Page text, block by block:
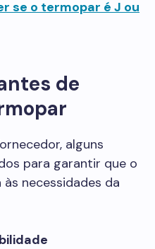
se o termopar é J ou
de
alguns
para garantir que o
necessidades da